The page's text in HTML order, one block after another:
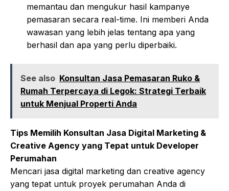
memantau dan mengukur hasil kampanye
pemasaran secara real-time. Ini memberi Anda
wawasan yang lebih jelas tentang apa yang
berhasil dan apa yang perlu diperbaiki.
See also Konsultan Jasa Pemasaran Ruko &
Rumah Terpercaya di Legok: Strategi Terbaik
untuk Menjual Properti Anda
Tips Memilih Konsultan Jasa Digital Marketing &
Creative Agency yang Tepat untuk Developer
Perumahan
Mencari jasa digital marketing dan creative agency
yang tepat untuk proyek perumahan Anda di